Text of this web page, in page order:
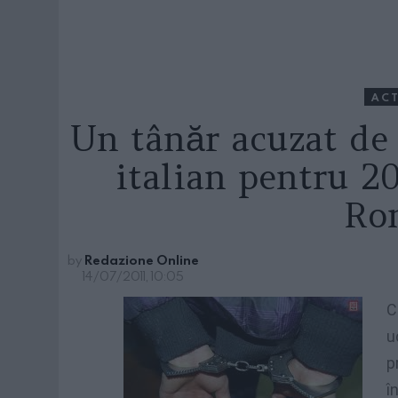
Un tânăr acuzat
italian pentru
by Redazione Online
14/07/2011, 10:05